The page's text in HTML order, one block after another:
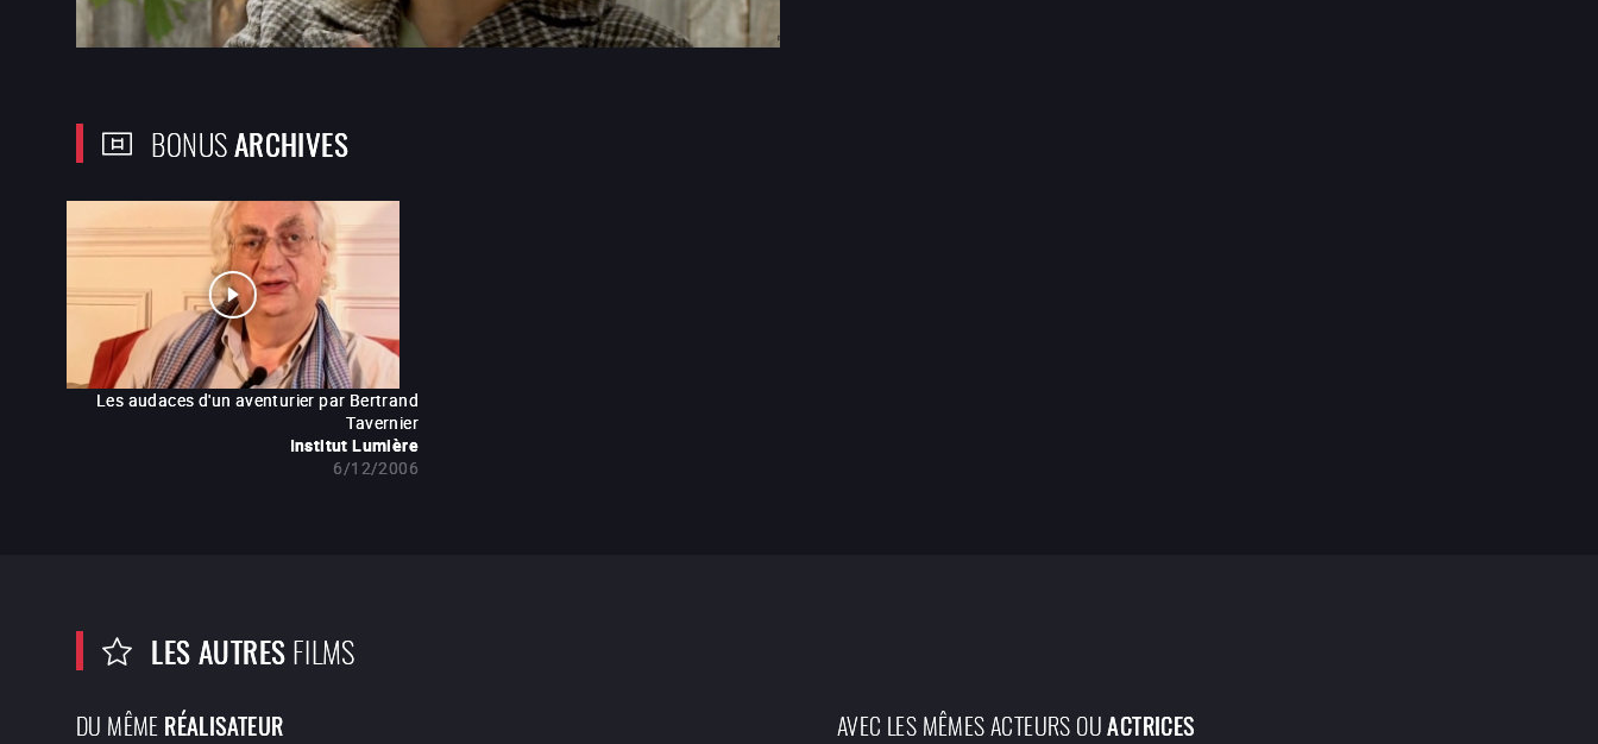
BONUSARCHIVES
Les audaces d'un aventurier par Bertrand
Tavernier
Institut Lumière
6/12/2006
LES AUTRESFILMS
DU MÊMERÉALISATEUR AVEC LES MÊMES ACTEURS OUACTRICES